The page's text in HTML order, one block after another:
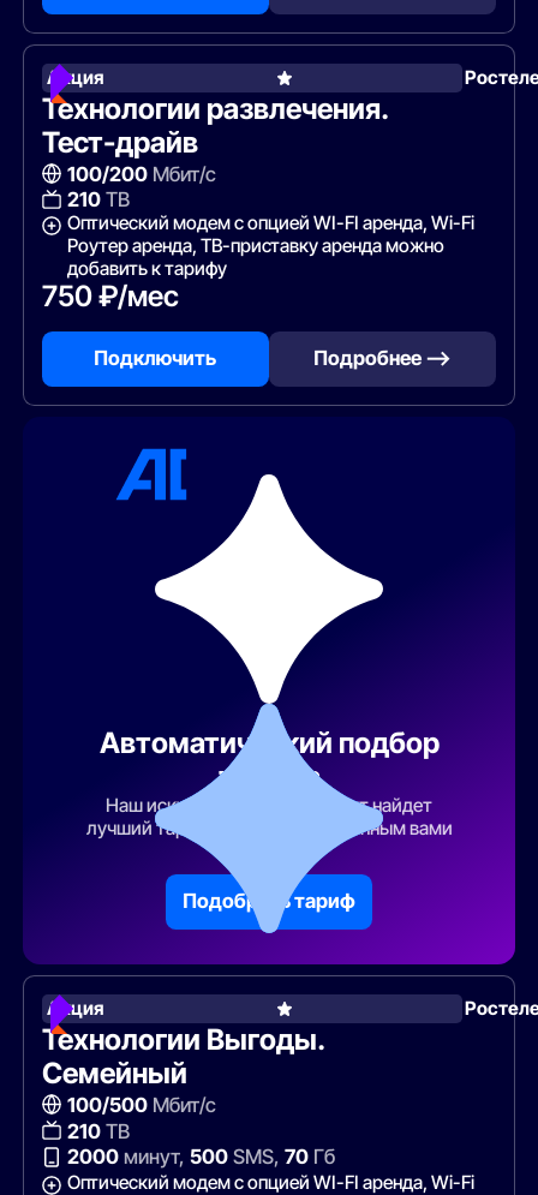
Акция
Технологии развлечения.
Тест-драйв
100/200Мбит/с
210ТВ
Оптический модем с опцией WI-FI аренда, Wi-Fi
Роутер аренда, ТВ-приставку аренда можно
добавить к тарифу
750 ₽/мес
Подключить Подробнее —>
Автоматический подбор
тарифа
Наш искусственный интеллект найдет
лучший тарифный план по указанным вами
Подобрать тариф
Акция
Технологии Выгоды.
Семейный
100/500Мбит/с
210ТВ
2000минут, 500SMS, 70Гб
Оптический модем с опцией WI-FI аренда, Wi-Fi